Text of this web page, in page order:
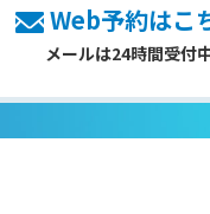
Web予約はこ
メールは24時間受付